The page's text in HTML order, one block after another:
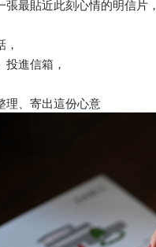
最貼近此刻心情的明信片，
進信箱，
理、寄出這份心意